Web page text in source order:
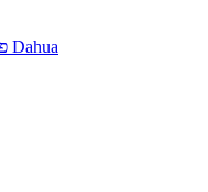
פתיחת קריאת שירות מצלמות Dahua